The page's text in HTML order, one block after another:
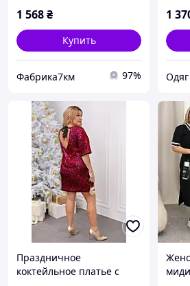
1 568₴
Купить
Фабрика7км 97%
1
Праздничное
коктейльное платье с